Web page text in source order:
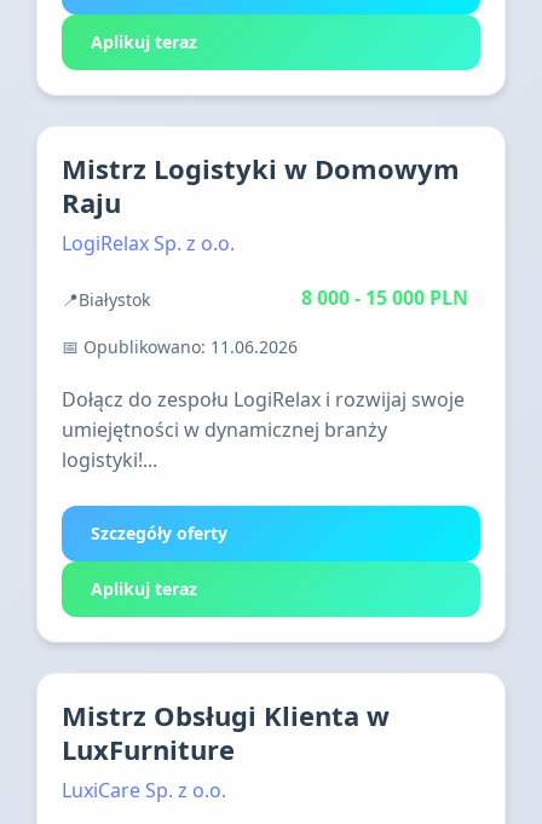
Aplikuj teraz
Mistrz Logistyki w Domowym
Raju
LogiRelax Sp. z o.o.
📍Białystok 8 000 - 15 000 PLN
📅 Opublikowano: 11.06.2026
Dołącz do zespołu LogiRelax i rozwijaj swoje
umiejętności w dynamicznej branży
logistyki!...
Szczegóły oferty
Aplikuj teraz
Mistrz Obsługi Klienta w
LuxFurniture
LuxiCare Sp. z o.o.